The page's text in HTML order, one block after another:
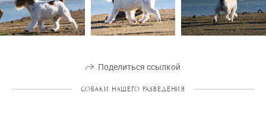
Поделиться ссылкой
СОБАКИ НАШЕГО РАЗВЕДЕНИЯ